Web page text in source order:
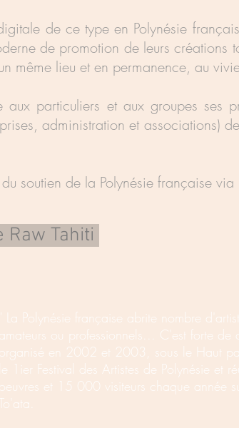
de ce type en Polynésie
de promotion de leurs créations
même lieu et en permanence, au
particuliers et aux groupes ses
administration et associations)
soutien de la Polynésie française
Raw Tahiti
" La Polynésie française abrite nombre
amateurs ou professionnels... C'est forte
organisé en 2002 et 2003, sous le Haut
le 1ier Festival des Artistes de Polynésie
oeuvres et 15 000 visiteurs chaque année
To'ata.